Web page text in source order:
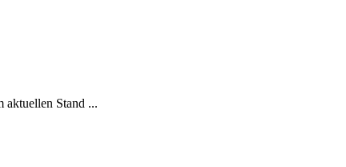
aktuellen Stand ...